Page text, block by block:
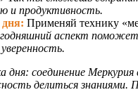
и продуктивность.
Применяй технику
аспект
дня: соединение
делиться знаниями.